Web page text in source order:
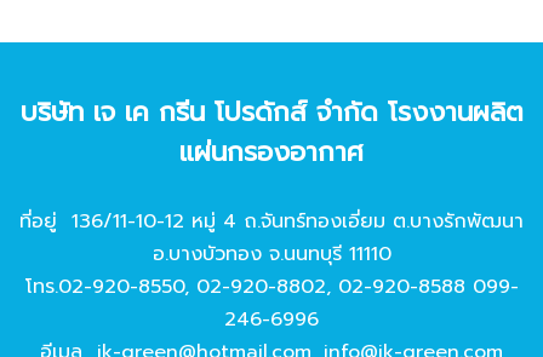
บริษัท เจ เค กรีน โปรดักส์ จํากัด โรงงานผลิต
แผ่นกรองอากาศ
ที่อยู่ 136/11-10-12 หมู่ 4 ถ.จันทร์ทองเอี่ยม ต.บางรักพัฒนา
อ.บางบัวทอง จ.นนทบุรี 11110
โทร.02-920-8550, 02-920-8802, 02-920-8588 099-
246-6996